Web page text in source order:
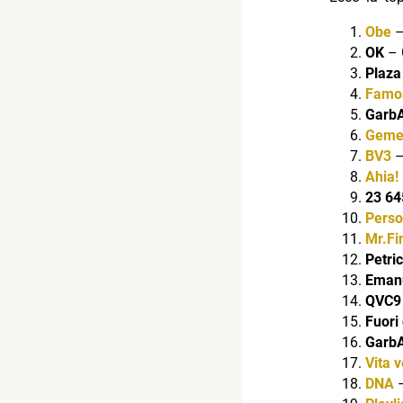
Obe
OK –
BV3
Ahia!
23
Fuori
Vita
DNA